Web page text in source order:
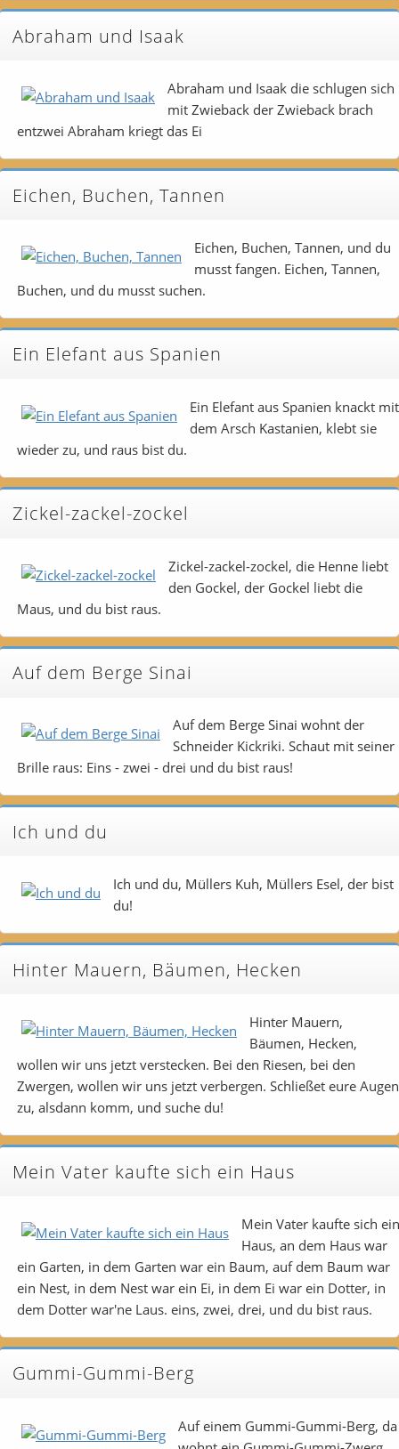
Abraham und Isaak
Abraham und Isaak die schlugen sich
mit Zwieback der Zwieback brach
entzwei Abraham kriegt das Ei
Eichen, Buchen, Tannen
Eichen, Buchen, Tannen, und du
musst fangen. Eichen, Tannen,
Buchen, und du musst suchen.
Ein Elefant aus Spanien
Ein Elefant aus Spanien knackt mit
dem Arsch Kastanien, klebt sie
wieder zu, und raus bist du.
Zickel-zackel-zockel
Zickel-zackel-zockel, die Henne liebt
den Gockel, der Gockel liebt die
Maus, und du bist raus.
Auf dem Berge Sinai
Auf dem Berge Sinai wohnt der
Schneider Kickriki. Schaut mit seiner
Brille raus: Eins - zwei - drei und du bist raus!
Ich und du
Ich und du, Müllers Kuh, Müllers Esel, der bist
du!
Hinter Mauern, Bäumen, Hecken
Hinter Mauern,
Bäumen, Hecken,
wollen wir uns jetzt verstecken. Bei den Riesen, bei den
Zwergen, wollen wir uns jetzt verbergen. Schließet eure Augen
zu, alsdann komm, und suche du!
Mein Vater kaufte sich ein Haus
Mein Vater kaufte sich ein
Haus, an dem Haus war
ein Garten, in dem Garten war ein Baum, auf dem Baum war
ein Nest, in dem Nest war ein Ei, in dem Ei war ein Dotter, in
dem Dotter war'ne Laus. eins, zwei, drei, und du bist raus.
Gummi-Gummi-Berg
Auf einem Gummi-Gummi-Berg, da